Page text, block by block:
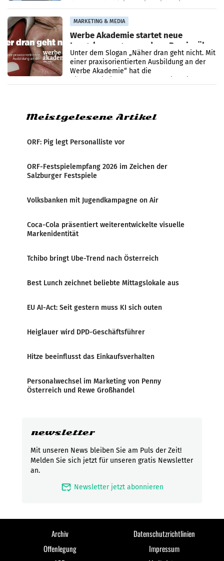
MARKETING & MEDIA
Werbe Akademie startet neue
Imagekampagne rund um Praxisnähe
Unter dem Slogan „Näher dran geht nicht. Mit
einer praxisorientierten Ausbildung an der
Werbe Akademie“ hat die
Meistgelesene Artikel
ORF: Pig legt Personalliste vor
ORF-Festspielempfang 2026 im Zeichen der
Salzburger Festspiele
Volksbanken mit Jugendkampagne on Air
Coca-Cola präsentiert weiterentwickelte visuelle
Markenidentität
Tchibo bringt Ube-Trend nach Österreich
Best Lunch zeichnet beliebte Mittagslokale aus
EU AI-Act: Seit gestern muss KI sich outen
Heiglauer wird DPD-Geschäftsführer
Hitze beeinflusst das Einkaufsverhalten
Personalwechsel im Marketing von Penny
Österreich und Rewe Großhandel
newsletter
Mit unseren News bleiben Sie am Puls der Zeit!
Melden Sie sich jetzt für unseren gratis Newsletter
an.
mark_email_read Newsletter jetzt abonnieren
Archiv
Datenschutzrichtlinien
Offenlegung
Impressum